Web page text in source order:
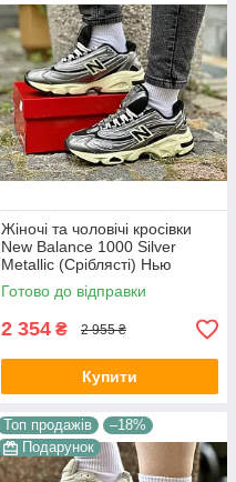
Жіночі та чоловічі кросівки
New Balance 1000 Silver
Metallic (Сріблясті) Нью
Баланс 1000 текстиль сітка
унісекс демісезон
Готово до відправки
2 354 ₴ 2 955 ₴
Купити
Топ продажів
–18%
Подарунок